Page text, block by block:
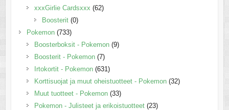
xxxGirlie Cardsxxx (62)
Boosterit (0)
Pokemon (733)
Boosterboksit - Pokemon (9)
Boosterit - Pokemon (7)
Irtokortit - Pokemon (631)
Korttisuojat ja muut oheistuotteet - Pokemon (32)
Muut tuotteet - Pokemon (33)
Pokemon - Julisteet ja erikoistuotteet (23)